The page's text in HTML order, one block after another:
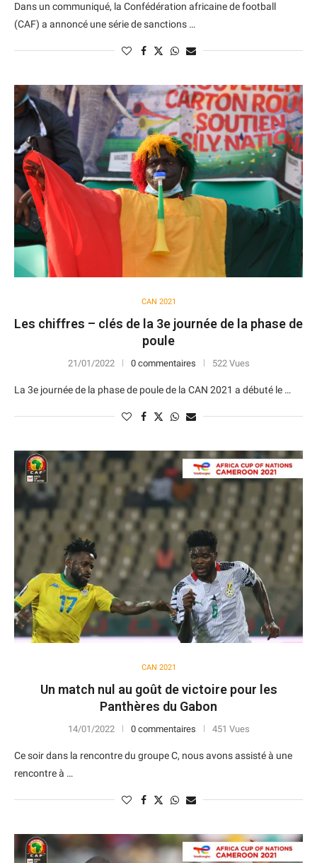
Dans un communiqué, la Confédération africaine de football
(CAF) a annoncé une série de sanctions …
CAN 2021
Les chiffres – clés de la 3e journée de la phase de
poule
21/01/2022 0 commentaires 522 Vues
La 3e journée de la phase de poule de la CAN 2021 a débuté le …
CAN 2021
Un match nul au goût de victoire pour les
Panthères du Gabon
14/01/2022 0 commentaires 451 Vues
Ce soir dans la rencontre du groupe C, nous avons assisté à une
rencontre à …